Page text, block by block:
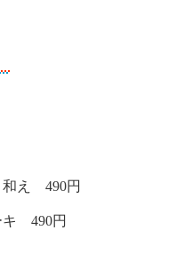
和え 490円
キ 490円